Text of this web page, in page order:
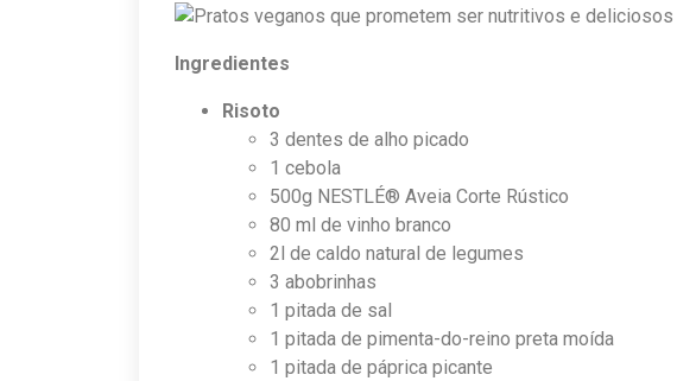
Ingredientes
Risoto
3 dentes de alho picado
1 cebola
500g NESTLÉ® Aveia Corte Rústico
80 ml de vinho branco
2l de caldo natural de legumes
3 abobrinhas
1 pitada de sal
1 pitada de pimenta-do-reino preta moída
1 pitada de páprica picante